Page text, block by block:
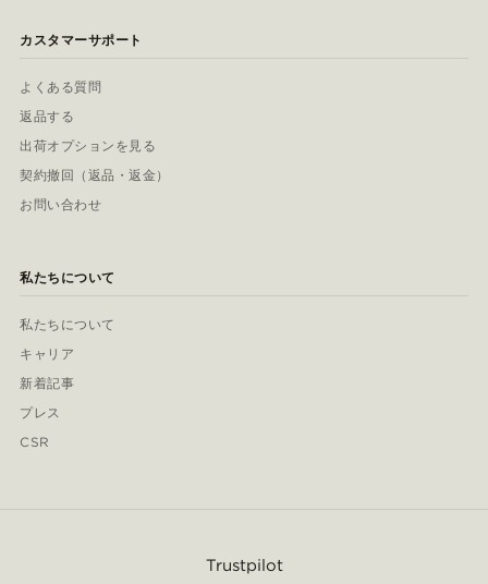
カスタマーサポート
よくある質問
返品する
出荷オプションを見る
契約撤回（返品・返金）
お問い合わせ
私たちについて
私たちについて
キャリア
新着記事
プレス
CSR
Trustpilot